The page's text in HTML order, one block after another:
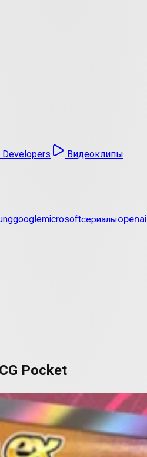
Developers
Видеоклипы
googlemicrosoftсериалыopenai
Pocket